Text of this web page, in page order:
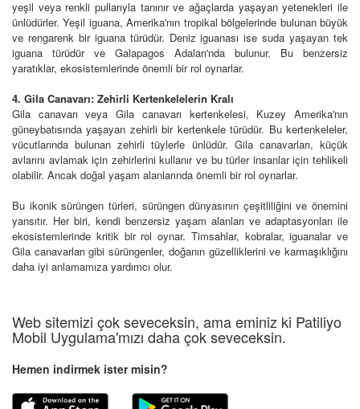
yeşil veya renkli pullarıyla tanınır ve ağaçlarda yaşayan yetenekleri ile
ünlüdürler. Yeşil iguana, Amerika'nın tropikal bölgelerinde bulunan büyük
ve rengarenk bir iguana türüdür. Deniz iguanası ise suda yaşayan tek
iguana türüdür ve Galapagos Adaları'nda bulunur. Bu benzersiz
yaratıklar, ekosistemlerinde önemli bir rol oynarlar.
4. Gila Canavarı: Zehirli Kertenkelelerin Kralı
Gila canavarı veya Gila canavarı kertenkelesi, Kuzey Amerika'nın
güneybatısında yaşayan zehirli bir kertenkele türüdür. Bu kertenkeleler,
vücutlarında bulunan zehirli tüylerle ünlüdür. Gila canavarları, küçük
avlarını avlamak için zehirlerini kullanır ve bu türler insanlar için tehlikeli
olabilir. Ancak doğal yaşam alanlarında önemli bir rol oynarlar.
Bu ikonik sürüngen türleri, sürüngen dünyasının çeşitliliğini ve önemini
yansıtır. Her biri, kendi benzersiz yaşam alanları ve adaptasyonları ile
ekosistemlerinde kritik bir rol oynar. Timsahlar, kobralar, iguanalar ve
Gila canavarları gibi sürüngenler, doğanın güzelliklerini ve karmaşıklığını
daha iyi anlamamıza yardımcı olur.
Web sitemizi çok seveceksin, ama eminiz ki Patiliyo
Mobil Uygulama'mızı daha çok seveceksin.
Hemen indirmek ister misin?